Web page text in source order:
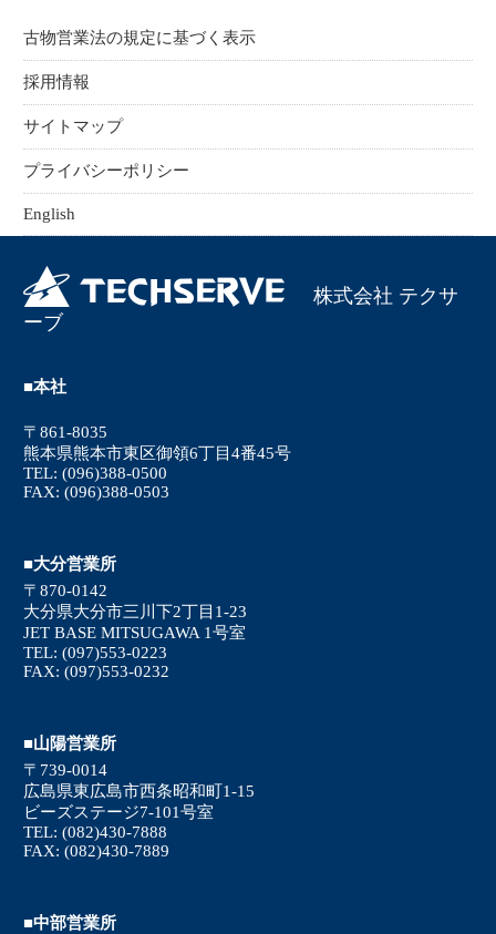
古物営業法の規定に基づく表示
採用情報
サイトマップ
プライバシーポリシー
English
株式会社 テクサ
ーブ
■本社
〒861-8035
熊本県熊本市東区御領6丁目4番45号
TEL: (096)388-0500
FAX: (096)388-0503
■大分営業所
〒870-0142
大分県大分市三川下2丁目1-23
JET BASE MITSUGAWA 1号室
TEL: (097)553-0223
FAX: (097)553-0232
■山陽営業所
〒739-0014
広島県東広島市西条昭和町1-15
ビーズステージ7-101号室
TEL: (082)430-7888
FAX: (082)430-7889
■中部営業所